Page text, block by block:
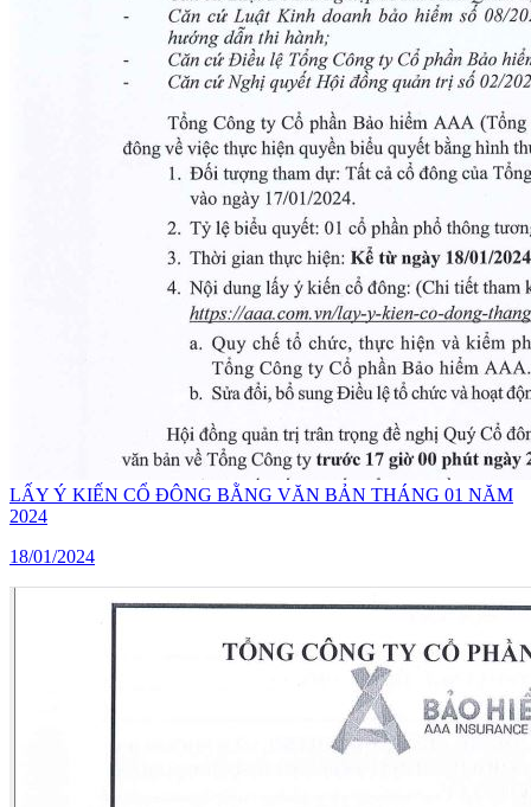
LẤY Ý KIẾN CỔ ĐÔNG BẰNG VĂN BẢN THÁNG 01 NĂM
2024
18/01/2024